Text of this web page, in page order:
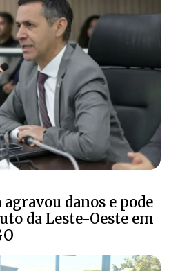
danos e pode
da Leste-Oeste em